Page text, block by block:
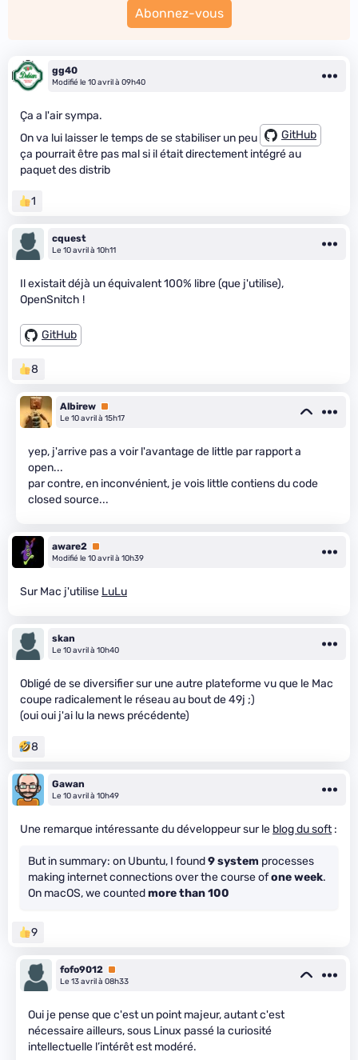
Abonnez-vous
gg40
Modifié le 10 avril à 09h40
Ça a l'air sympa.
On va lui laisser le temps de se stabiliser un peu
GitHub
ça pourrait être pas mal si il était directement intégré au
paquet des distrib
1
cquest
Le 10 avril à 10h11
Il existait déjà un équivalent 100% libre (que j'utilise),
OpenSnitch !
GitHub
8
Albirew Premium
Le 10 avril à 15h17
yep, j'arrive pas a voir l'avantage de little par rapport a
open...
par contre, en inconvénient, je vois little contiens du code
closed source...
aware2 Premium
Modifié le 10 avril à 10h39
Sur Mac j'utilise LuLu
skan
Le 10 avril à 10h40
Obligé de se diversifier sur une autre plateforme vu que le Mac
coupe radicalement le réseau au bout de 49j ;)
(oui oui j'ai lu la news précédente)
8
Gawan
Le 10 avril à 10h49
Une remarque intéressante du développeur sur le blog du soft:
But in summary: on Ubuntu, I found9 system processes
making internet connections over the course ofone week.
On macOS, we countedmore than 100
9
fofo9012 Premium
Le 13 avril à 08h33
Oui je pense que c'est un point majeur, autant c'est
nécessaire ailleurs, sous Linux passé la curiosité
intellectuelle l’intérêt est modéré.